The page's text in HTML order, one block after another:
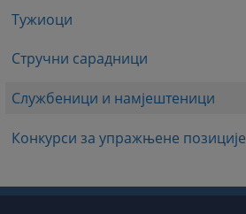
Тужиоци
Стручни сарадници
Службеници и намјештеници
Конкурси за упражњене позиције